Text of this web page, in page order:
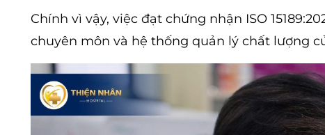
Chính vì vậy, việc đạt chứng nhận ISO
chuyên môn và hệ thống quản lý chất lượng